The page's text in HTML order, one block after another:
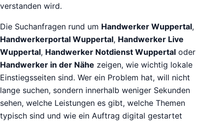
verstanden wird.
Die Suchanfragen rund um Handwerker Wuppertal,
Handwerkerportal Wuppertal, Handwerker Live
Wuppertal, Handwerker Notdienst Wuppertal oder
Handwerker in der Nähe zeigen, wie wichtig lokale
Einstiegsseiten sind. Wer ein Problem hat, will nicht
lange suchen, sondern innerhalb weniger Sekunden
sehen, welche Leistungen es gibt, welche Themen
typisch sind und wie ein Auftrag digital gestartet